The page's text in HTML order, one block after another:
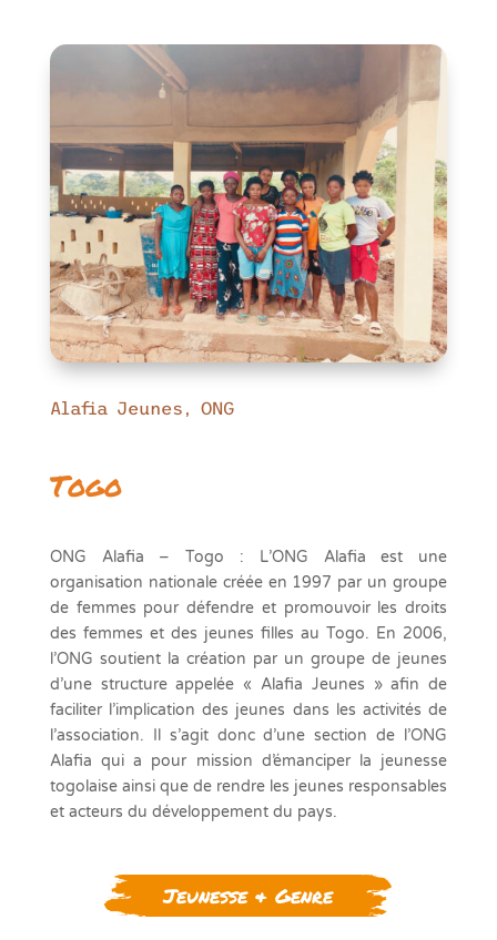
Alafia Jeunes, ONG
Togo
ONG Alafia – Togo : L’ONG Alafia est une
organisation nationale créée en 1997 par un groupe
de femmes pour défendre et promouvoir les droits
des femmes et des jeunes filles au Togo. En 2006,
l’ONG soutient la création par un groupe de jeunes
d’une structure appelée « Alafia Jeunes » afin de
faciliter l’implication des jeunes dans les activités de
l’association. Il s’agit donc d’une section de l’ONG
Alafia qui a pour mission d’émanciper la jeunesse
togolaise ainsi que de rendre les jeunes responsables
et acteurs du développement du pays.
Jeunesse & Genre